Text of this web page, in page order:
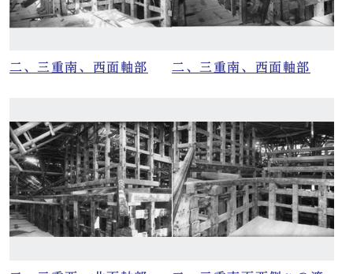
二、三重南、西面軸部 二、三重南、西面軸部